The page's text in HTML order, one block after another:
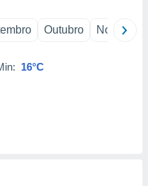
Outubro Novembro
16°C